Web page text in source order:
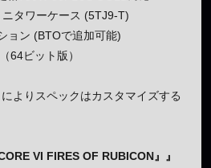
タワーケース (5TJ9-T)
ョン (BTOで追加可能)
64ビット版）
よりスペックはカスタマイズする
VI FIRES OF RUBICON』』